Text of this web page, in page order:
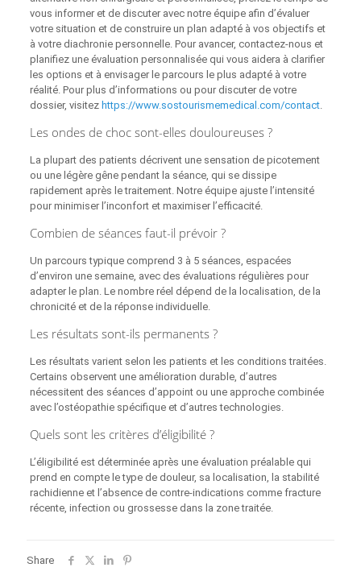
vous informer et de discuter avec notre équipe afin d’évaluer
votre situation et de construire un plan adapté à vos objectifs et
à votre diachronie personnelle. Pour avancer, contactez-nous et
planifiez une évaluation personnalisée qui vous aidera à clarifier
les options et à envisager le parcours le plus adapté à votre
réalité. Pour plus d’informations ou pour discuter de votre
dossier, visitez https://www.sostourismemedical.com/contact.
Les ondes de choc sont-elles douloureuses ?
La plupart des patients décrivent une sensation de picotement
ou une légère gêne pendant la séance, qui se dissipe
rapidement après le traitement. Notre équipe ajuste l’intensité
pour minimiser l’inconfort et maximiser l’efficacité.
Combien de séances faut-il prévoir ?
Un parcours typique comprend 3 à 5 séances, espacées
d’environ une semaine, avec des évaluations régulières pour
adapter le plan. Le nombre réel dépend de la localisation, de la
chronicité et de la réponse individuelle.
Les résultats sont-ils permanents ?
Les résultats varient selon les patients et les conditions traitées.
Certains observent une amélioration durable, d’autres
nécessitent des séances d’appoint ou une approche combinée
avec l’ostéopathie spécifique et d’autres technologies.
Quels sont les critères d’éligibilité ?
L’éligibilité est déterminée après une évaluation préalable qui
prend en compte le type de douleur, sa localisation, la stabilité
rachidienne et l’absence de contre‑indications comme fracture
récente, infection ou grossesse dans la zone traitée.
Share